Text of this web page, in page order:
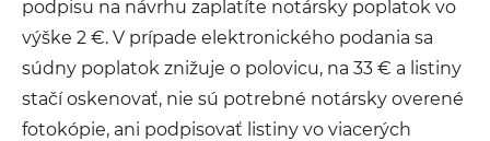
podpisu na návrhu zaplatíte notársky poplatok vo
výške 2 €. V prípade elektronického podania sa
súdny poplatok znižuje o polovicu, na 33 € a listiny
stačí oskenovať, nie sú potrebné notársky overené
fotokópie, ani podpisovať listiny vo viacerých